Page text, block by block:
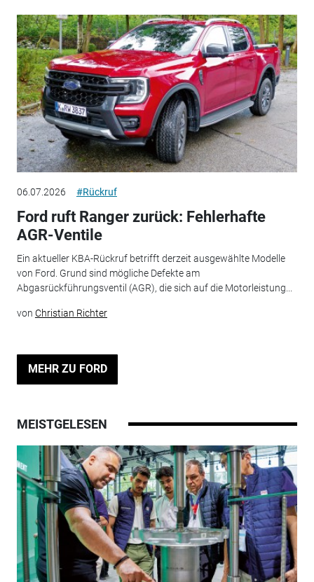
06.07.2026 #Rückruf
Ford ruft Ranger zurück: Fehlerhafte
AGR-Ventile
Ein aktueller KBA-Rückruf betrifft derzeit ausgewählte Modelle
von Ford. Grund sind mögliche Defekte am
Abgasrückführungsventil (AGR), die sich auf die Motorleistung...
von Christian Richter
MEHR ZU FORD
MEISTGELESEN